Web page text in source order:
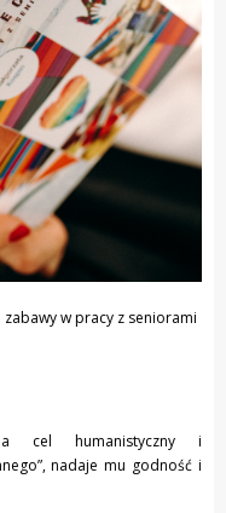
w pracy z seniorami
cel humanistyczny i
nadaje mu godność i